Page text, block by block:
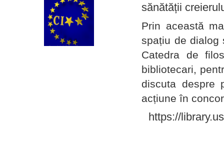
sănătății
Prin această
spațiu de dialog
Catedra de
bibliotecari,
discuta despre
acțiune în
https://